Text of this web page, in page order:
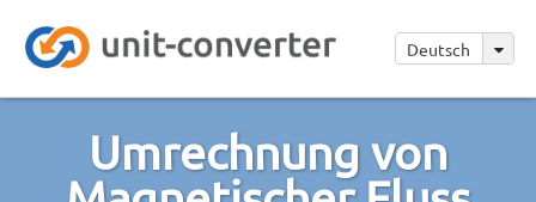
Deutsch
Umrechnung von